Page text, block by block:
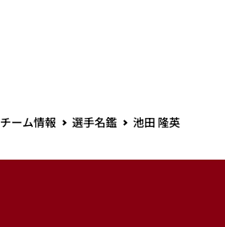
チーム情報 選手名鑑 池田 隆英